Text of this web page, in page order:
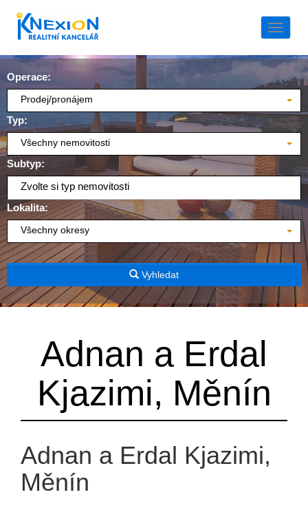
Operace:
Prodej/pronájem
Typ:
Všechny nemovitosti
Subtyp:
Zvolte si typ nemovitosti
Lokalita:
Všechny okresy
Vyhledat
Adnan a Erdal
Kjazimi, Měnín
Adnan a Erdal Kjazimi,
Měnín